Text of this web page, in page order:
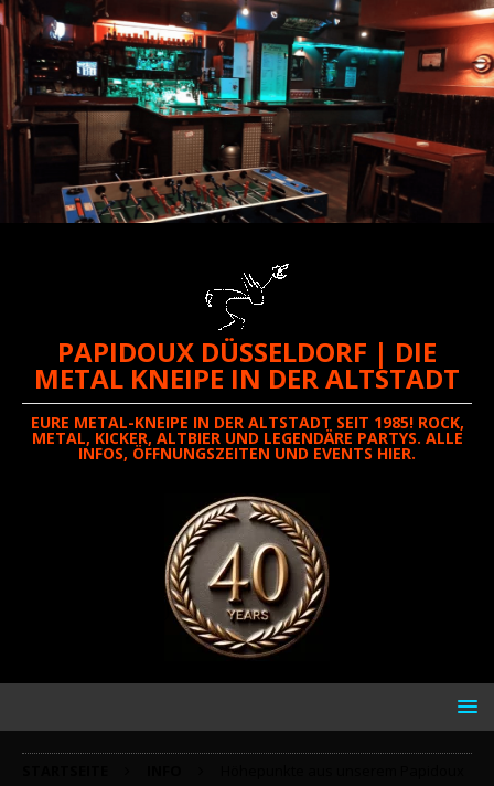
PAPIDOUX DÜSSELDORF | DIE
METAL KNEIPE IN DER ALTSTADT
EURE METAL-KNEIPE IN DER ALTSTADT SEIT 1985! ROCK,
METAL, KICKER, ALTBIER UND LEGENDÄRE PARTYS. ALLE
INFOS, ÖFFNUNGSZEITEN UND EVENTS HIER.